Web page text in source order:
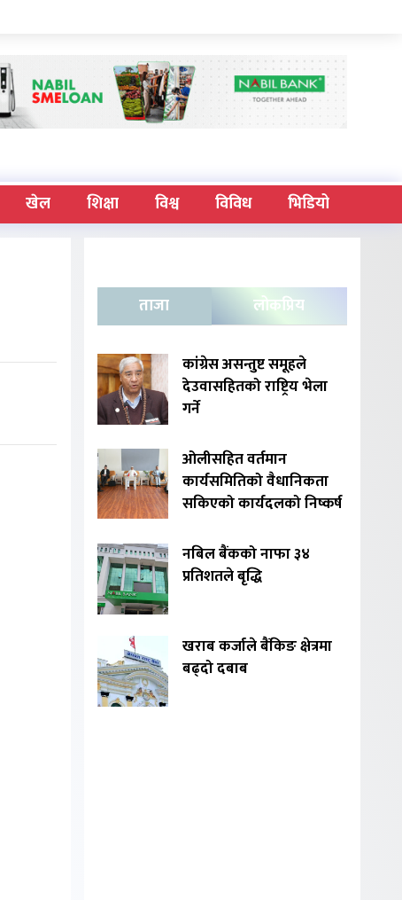
खेल शिक्षा विश्व विविध भिडियो
ताजा लोकप्रिय
कांग्रेस असन्तुष्ट समूहले
देउवासहितको राष्ट्रिय भेला
गर्ने
ओलीसहित वर्तमान
कार्यसमितिको वैधानिकता
सकिएको कार्यदलको निष्कर्ष
नबिल बैंकको नाफा ३४
प्रतिशतले बृद्धि
खराब कर्जाले बैंकिङ क्षेत्रमा
बढ्दो दबाब